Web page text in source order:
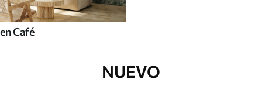
en Café
NUEVO